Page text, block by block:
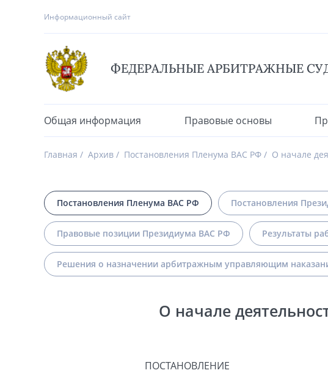
Информационный сайт
ФЕДЕРАЛЬНЫЕ АРБИТРАЖНЫЕ
Общая информация Правовые основы
Главная Архив Постановления Пленума ВАС РФ О начале
Постановления Пленума ВАС РФ Постановления
Правовые позиции Президиума ВАС РФ Результаты
Решения о назначении арбитражным управляющим
О начале
ПОСТАНОВЛЕНИЕ